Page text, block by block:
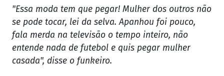
"Essa moda tem que pegar! Mulher dos outros não
se pode tocar, lei da selva. Apanhou foi pouco,
fala merda na televisão o tempo inteiro, não
entende nada de futebol e quis pegar mulher
casada", disse o funkeiro.